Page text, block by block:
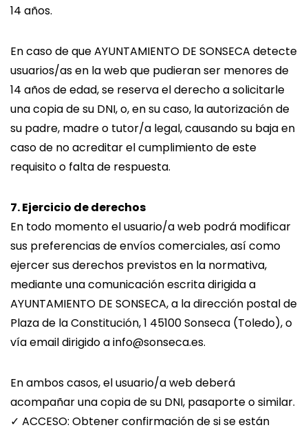
14 años.
En caso de que AYUNTAMIENTO DE SONSECA detecte
usuarios/as en la web que pudieran ser menores de
14 años de edad, se reserva el derecho a solicitarle
una copia de su DNI, o, en su caso, la autorización de
su padre, madre o tutor/a legal, causando su baja en
caso de no acreditar el cumplimiento de este
requisito o falta de respuesta.
7. Ejercicio de derechos
En todo momento el usuario/a web podrá modificar
sus preferencias de envíos comerciales, así como
ejercer sus derechos previstos en la normativa,
mediante una comunicación escrita dirigida a
AYUNTAMIENTO DE SONSECA, a la dirección postal de
Plaza de la Constitución, 1 45100 Sonseca (Toledo), o
vía email dirigido a info@sonseca.es.
En ambos casos, el usuario/a web deberá
acompañar una copia de su DNI, pasaporte o similar.
✓ ACCESO: Obtener confirmación de si se están